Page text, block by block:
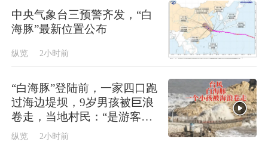
中央气象台三预警齐发，“白
海豚”最新位置公布
纵览 2小时前
“白海豚”登陆前，一家四口跑
过海边堤坝，9岁男孩被巨浪
卷走，当地村民：“是游客，
找小路爬了进去”
纵览 2小时前